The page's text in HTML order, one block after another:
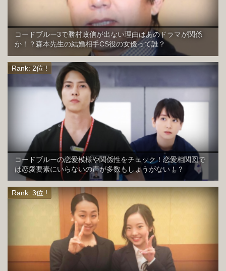
コードブルー3で勝村政信が出ない理由はあのドラマが関係
か！？森本先生の結婚相手CS役の女優って誰？
コードブルーの恋愛模様や関係性をチェック！恋愛相関図で
は恋愛要素にいらないの声が多数もしょうがない！？